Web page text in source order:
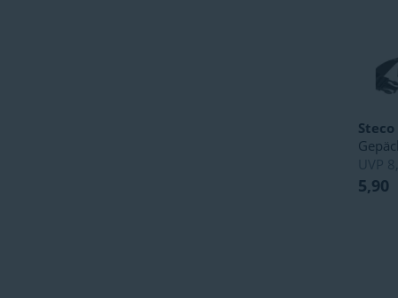
Steco
UVP
5,90